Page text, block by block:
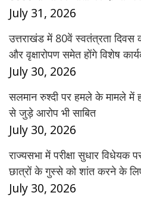
July 31, 2026
उत्तराखंड में 80वें स्वतंत्रता दिवस
और वृक्षारोपण समेत होंगे विशेष
July 30, 2026
सलमान रुश्दी पर हमले के मामले में
से जुड़े आरोप भी साबित
July 30, 2026
राज्यसभा में परीक्षा सुधार विधेयक
छात्रों के गुस्से को शांत करने के
July 30, 2026